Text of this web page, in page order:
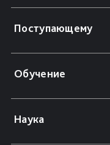
Поступающему
Обучение
Наука